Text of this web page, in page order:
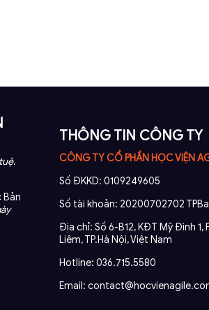
Bản
THÔNG TIN CÔNG TY
CÔNG TY CỔ PHẦN HỌC VIỆN
Số ĐKKD: 0109249605
Số tài khoản: 20200702702
Địa chỉ: Số 6-B12, KĐT Mỹ Đình 1,
Liêm, TP.Hà Nội, Việt Nam
Hotline: 036.715.5580
Email: